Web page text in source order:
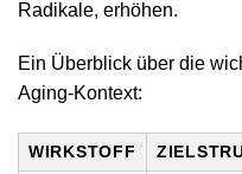
Radikale, erhöhen.
Ein Überblick über die
Aging-Kontext:
WIRKSTOFF